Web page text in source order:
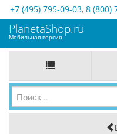
+7 (495) 795-09-03, 8 (800)
PlanetaShop.ru
Мобильная версия